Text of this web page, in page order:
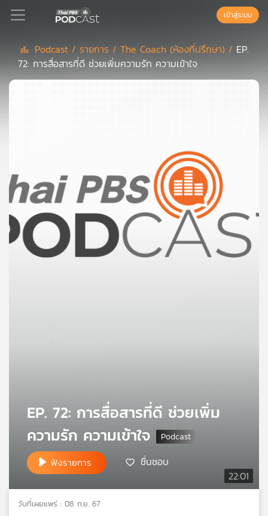
Podcast
เพล
ย์
สต์
กิจกรรม
กับ
เรา
เข้าสู่ระบบ
Podcast / รายการ /The Coach (ห้องที่ปรึกษา) / EP.
72: การสื่อสารที่ดี ช่วยเพิ่มความรัก ความเข้าใจ
22:01
EP. 72: การสื่อสารที่ดี ช่วยเพิ่ม
ความรัก ความเข้าใจ
ฟังรายการ ชื่นชอบ
วันที่เผยแพร่ : 08 ก.ย. 67